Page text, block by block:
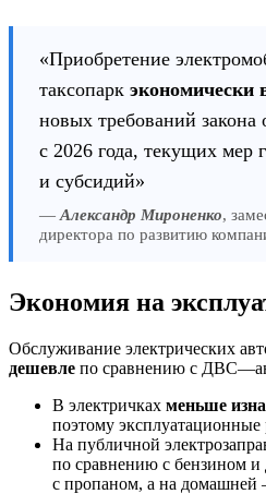
«Приобретение
таксопарк экономически
новых требований закона
с 2026 года, текущих мер
и субсидий»
— Александр Мироненко,
директора по развитию
Экономия на
Обслуживание электрических
дешевле по сравнению с
В электричках меньше
поэтому
На публичной
по сравнению с бензином и
с пропаном, а на